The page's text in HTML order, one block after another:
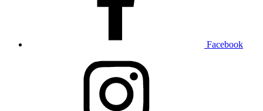
Facebook